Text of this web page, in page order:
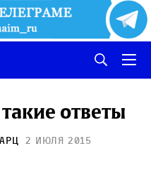
ответы
2 июля 2015